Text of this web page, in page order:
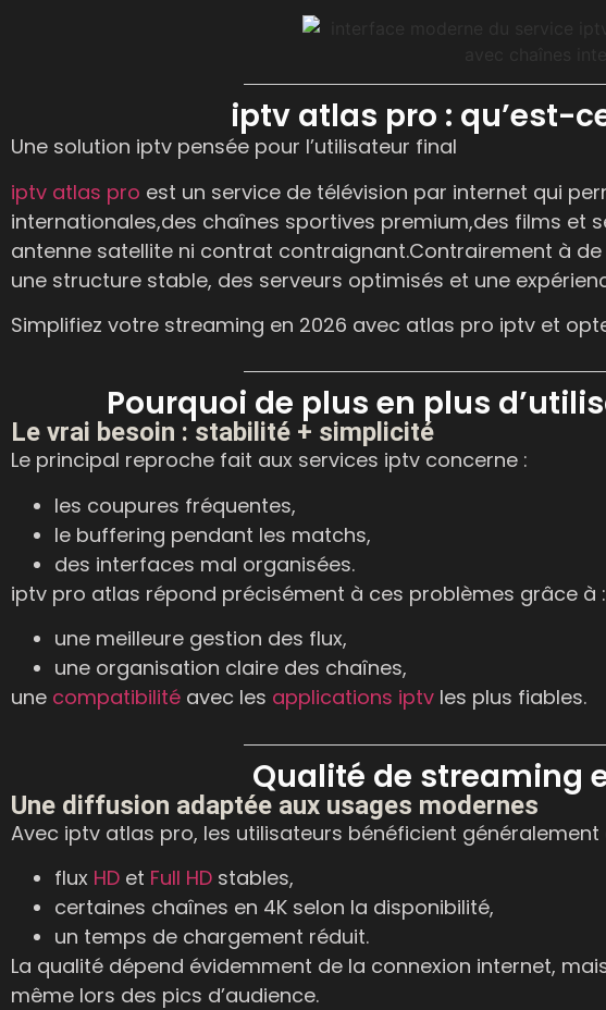
iptv atlas pro : qu’est-
Une solution iptv pensée pour l’utilisateur final
iptv atlas pro est un service de télévision par internet qui
internationales,des chaînes sportives premium,des films et
antenne satellite ni contrat contraignant.Contrairement à
une structure stable, des serveurs optimisés et une
Simplifiez votre streaming en 2026 avec atlas pro iptv et
Pourquoi de plus en plus
Le vrai besoin : stabilité + simplicité
Le principal reproche fait aux services iptv concerne :
les coupures fréquentes,
le buffering pendant les matchs,
des interfaces mal organisées.
iptv pro atlas répond précisément à ces problèmes grâce à :
une meilleure gestion des flux,
une organisation claire des chaînes,
une compatibilité avec les applications iptv les plus fiables.
Qualité de streaming
Une diffusion adaptée aux usages modernes
Avec iptv atlas pro, les utilisateurs bénéficient généralement
flux HD et Full HD stables,
certaines chaînes en 4K selon la disponibilité,
un temps de chargement réduit.
La qualité dépend évidemment de la connexion internet,
même lors des pics d’audience.